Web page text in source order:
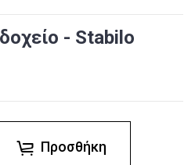
- Stabilo
Προσθήκη